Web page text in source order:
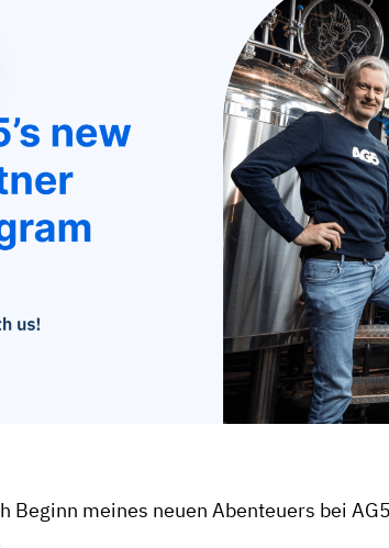
Beginn meines neuen Abenteuers bei